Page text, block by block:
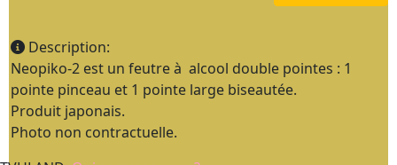
Description:
Neopiko-2 est un feutre à alcool double pointes : 1
pointe pinceau et 1 pointe large biseautée.
Produit japonais.
Photo non contractuelle.